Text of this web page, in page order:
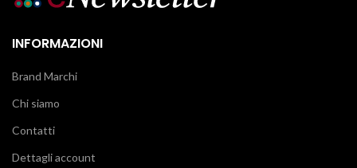
INFORMAZIONI
Brand Marchi
Chi siamo
Contatti
Dettagli account